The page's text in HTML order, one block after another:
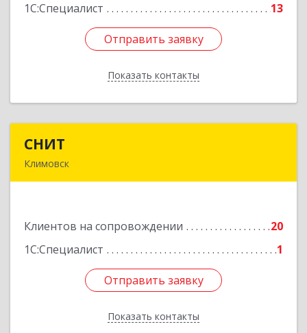
1С:Специалист
13
Отправить заявку
Показать контакты
Отправить заявку
Назад
СНИТ
Климовск
Клиентов на сопровождении
20
1С:Специалист
1
Отправить заявку
Показать контакты
Подробнее
Отправить заявку
Назад